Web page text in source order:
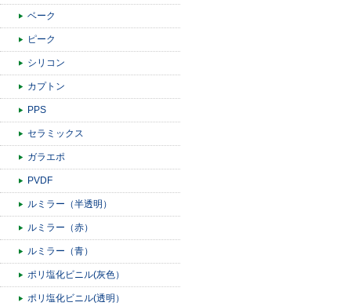
ベーク
ピーク
シリコン
カプトン
PPS
セラミックス
ガラエポ
PVDF
ルミラー（半透明）
ルミラー（赤）
ルミラー（青）
ポリ塩化ビニル(灰色）
ポリ塩化ビニル(透明）